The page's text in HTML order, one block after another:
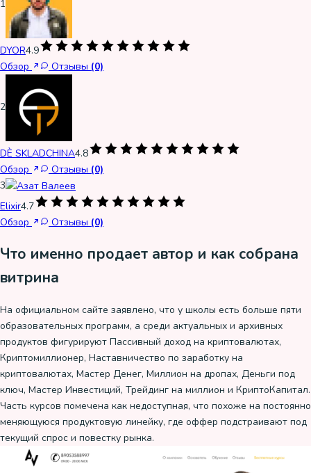
1
DYOR4.9
Обзор
Отзывы (0)
2
DÈ SKLADCHINA4.8
Обзор
Отзывы (0)
3
Elixir4.7
Обзор
Отзывы (0)
Что именно продает автор и как собрана
витрина
На официальном сайте заявлено, что у школы есть больше пяти
образовательных программ, а среди актуальных и архивных
продуктов фигурируют Пассивный доход на криптовалютах,
Криптомиллионер, Наставничество по заработку на
криптовалютах, Мастер Денег, Миллион на дропах, Деньги под
ключ, Мастер Инвестиций, Трейдинг на миллион и КриптоКапитал.
Часть курсов помечена как недоступная, что похоже на постоянно
меняющуюся продуктовую линейку, где оффер подстраивают под
текущий спрос и повестку рынка.